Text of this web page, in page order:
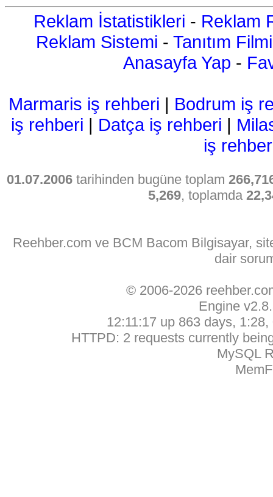
Reklam İstatistikleri - Reklam
Reklam Sistemi - Tanıtım Filmi
Anasayfa Yap -
Marmaris iş rehberi | Bodrum iş
iş rehberi | Datça iş rehberi |
iş
01.07.2006 tarihinden bugüne toplam
5,269, toplamda
Reehber.com ve BCM Bacom Bilgisayar,
dair
© 2006-2026
Engine
12:11:17 up 863 days,
HTTPD: 2 requests currently
MySQL